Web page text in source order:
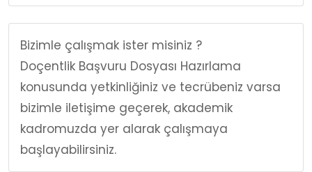
Bizimle çalışmak ister misiniz ?
Doçentlik Başvuru Dosyası Hazırlama
konusunda yetkinliğiniz ve tecrübeniz varsa
bizimle iletişime geçerek, akademik
kadromuzda yer alarak çalışmaya
başlayabilirsiniz.